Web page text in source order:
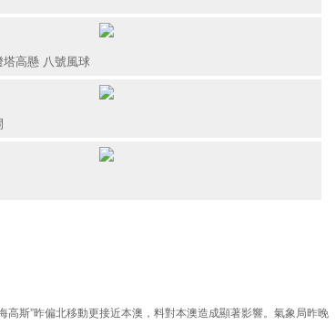
塔高懸 八號風球
高斯”昨偏北移動更接近本澳，料對本澳造成顯著影響。氣象局昨晚